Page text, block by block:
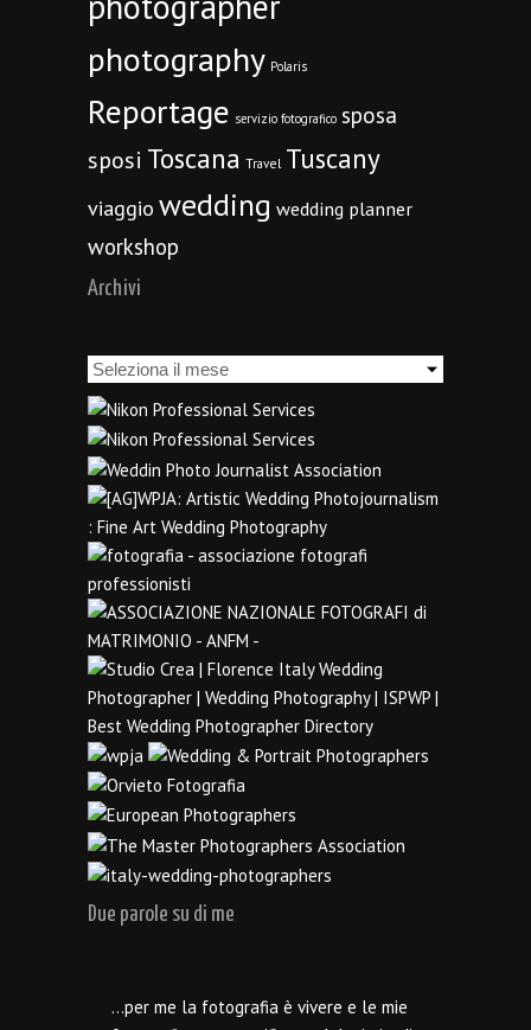
photography Polaris
Reportage servizio fotografico sposa
sposi Toscana Travel Tuscany
viaggio wedding wedding planner
workshop
Archivi
Archivi
Due parole su di me
…per me la fotografia è vivere e le mie